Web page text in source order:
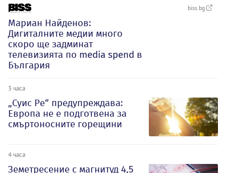
biss.bg
Мариан Найденов:
Дигиталните медии много
скоро ще задминат
телевизията по media spend в
България
3 часа
„Суис Ре“ предупреждава:
Европа не е подготвена за
смъртоносните горещини
4 часа
Земетресение с магнитуд 4,5